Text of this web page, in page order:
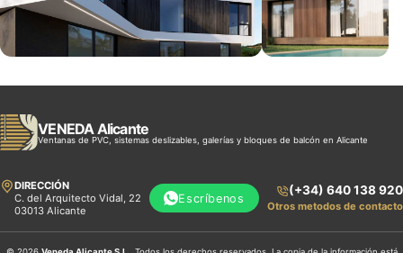
VENEDA Alicante
Ventanas de PVC, sistemas deslizables, galerías y bloques de balcón en Alicante
DIRECCIÓN
C. del Arquitecto Vidal, 22
03013 Alicante
Escríbenos
(+34) 640 138 920
Otros metodos de contacto